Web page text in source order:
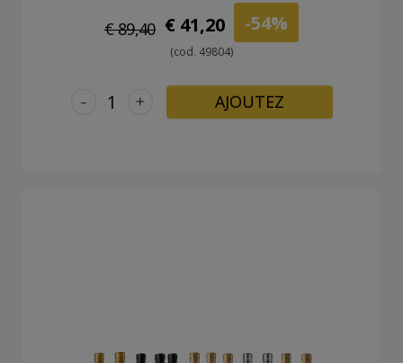
€ 89,40 € 41,20 -54%
(cod. 49804)
+
- AJOUTEZ